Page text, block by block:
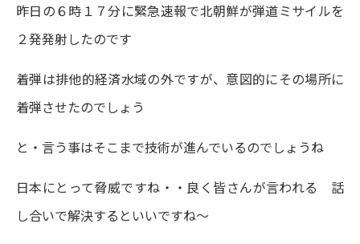
昨日の６時１７分に緊急速報で北朝鮮が弾道ミサイルを
２発発射したのです
着弾は排他的経済水域の外ですが、意図的にその場所に
着弾させたのでしょう
と・言う事はそこまで技術が進んでいるのでしょうね
日本にとって脅威ですね・・良く皆さんが言われる 話
し合いで解決するといいですね～